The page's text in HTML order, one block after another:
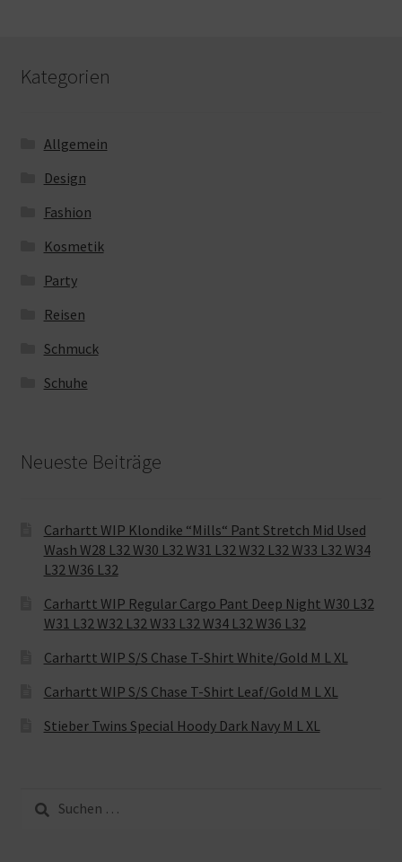
Kategorien
Allgemein
Design
Fashion
Kosmetik
Party
Reisen
Schmuck
Schuhe
Neueste Beiträge
Carhartt WIP Klondike “Mills“ Pant Stretch Mid Used
Wash W28 L32 W30 L32 W31 L32 W32 L32 W33 L32 W34
L32 W36 L32
Carhartt WIP Regular Cargo Pant Deep Night W30 L32
W31 L32 W32 L32 W33 L32 W34 L32 W36 L32
Carhartt WIP S/S Chase T-Shirt White/Gold M L XL
Carhartt WIP S/S Chase T-Shirt Leaf/Gold M L XL
Stieber Twins Special Hoody Dark Navy M L XL
nach: